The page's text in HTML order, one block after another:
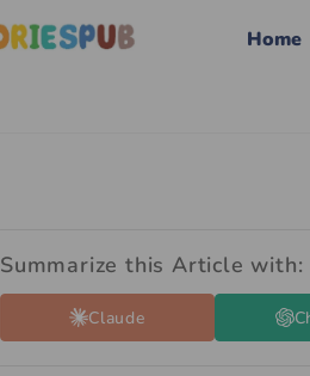
Home
Summarize this Article with:
Claude